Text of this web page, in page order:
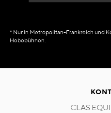
* Nur in Metropolitan-Frankreich und
Hebebühnen.
CLAS